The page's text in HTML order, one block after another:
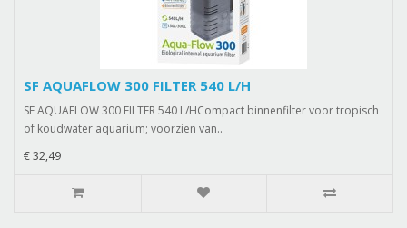
SF AQUAFLOW 300 FILTER 540 L/H
SF AQUAFLOW 300 FILTER 540 L/HCompact binnenfilter voor tropisch
of koudwater aquarium; voorzien van..
€ 32,49